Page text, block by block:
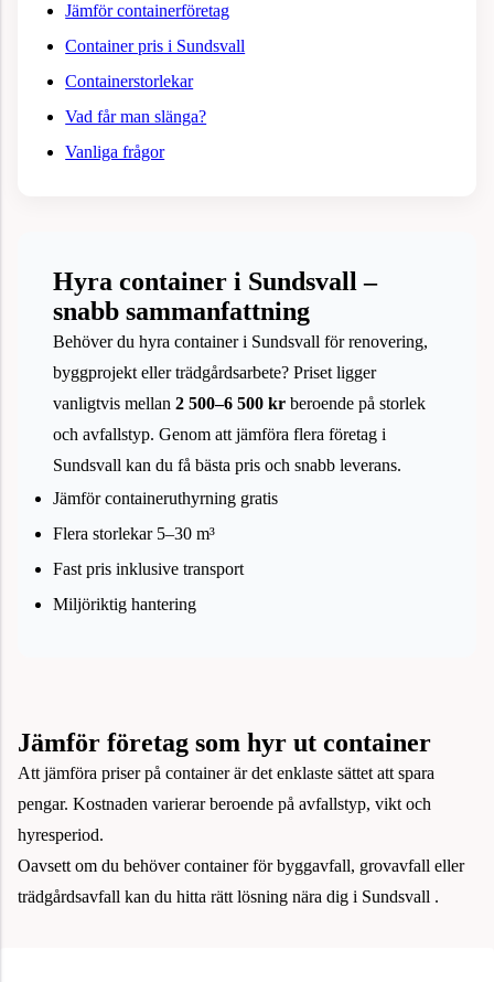
Jämför containerföretag
Container pris i Sundsvall
Containerstorlekar
Vad får man slänga?
Vanliga frågor
Hyra container i Sundsvall –
snabb sammanfattning
Behöver du hyra container i Sundsvall för renovering,
byggprojekt eller trädgårdsarbete? Priset ligger
vanligtvis mellan 2 500–6 500 kr beroende på storlek
och avfallstyp. Genom att jämföra flera företag i
Sundsvall kan du få bästa pris och snabb leverans.
Jämför containeruthyrning gratis
Flera storlekar 5–30 m³
Fast pris inklusive transport
Miljöriktig hantering
Jämför företag som hyr ut container
Att jämföra priser på container är det enklaste sättet att spara
pengar. Kostnaden varierar beroende på avfallstyp, vikt och
hyresperiod.
Oavsett om du behöver container för byggavfall, grovavfall eller
trädgårdsavfall kan du hitta rätt lösning nära dig i Sundsvall .